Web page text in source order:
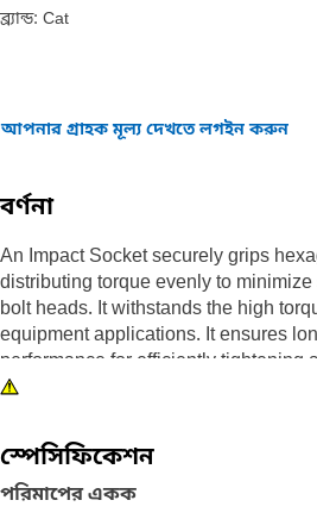
ব্র্যান্ড: Cat
আপনার গ্রাহক মূল্য দেখতে লগইন করুন
বর্ণনা
An Impact Socket securely grips
distributing torque evenly to
bolt heads. It withstands the high
equipment applications. It ensures
performance for efficiently tightening
nuts in the equipment, ensuring safe
Attributes:
• 3/8" drive for compatibility with
স্পেসিফিকেশন
পরিমাপের একক